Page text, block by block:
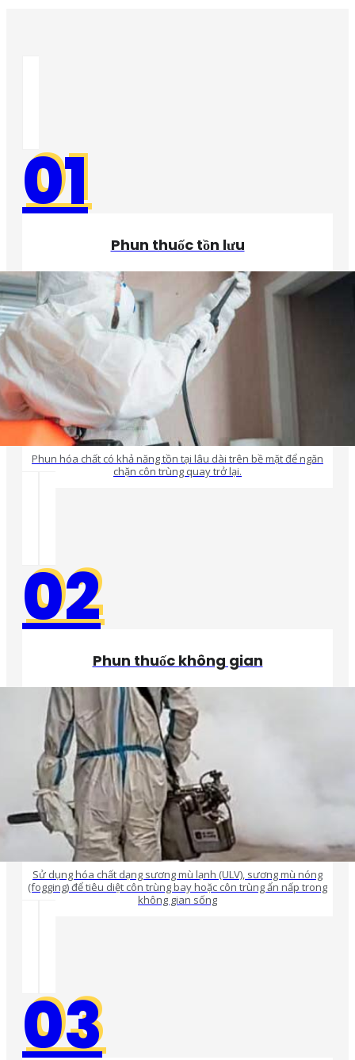
01
Phun thuốc tồn lưu
Phun hóa chất có khả năng tồn tại lâu dài trên bề mặt để ngăn
chặn côn trùng quay trở lại.
02
Phun thuốc không gian
Sử dụng hóa chất dạng sương mù lạnh (ULV), sương mù nóng
(fogging) để tiêu diệt côn trùng bay hoặc côn trùng ẩn nấp trong
không gian sống
03